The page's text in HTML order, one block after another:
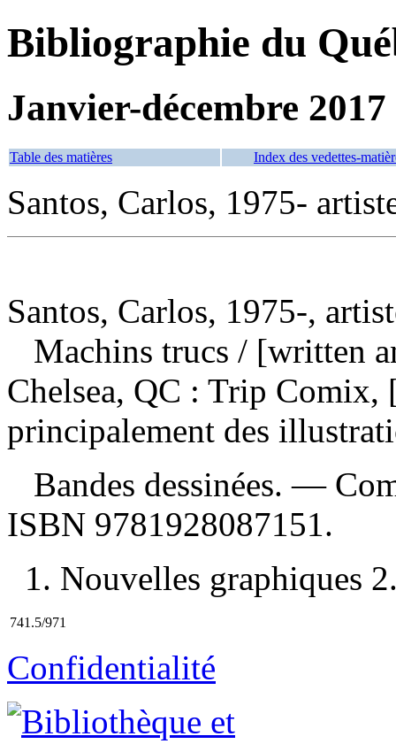
Bibliographie du
Janvier-décembre 2017
Table des matières Index des vedettes-
Santos, Carlos, 1975-
Santos, Carlos, 1975-,
Machins trucs / [written
Chelsea, QC : Trip
principalement des
Bandes dessinées. —
ISBN 9781928087151.
1. Nouvelles graphiques
741.5/971
Confidentialité